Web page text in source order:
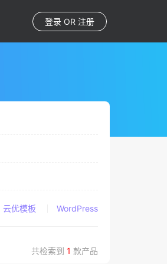
登录 OR 注册
云优模板 WordPress
共检索到 1 款产品